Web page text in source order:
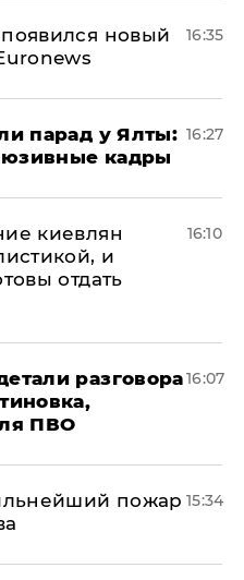
новый
16:35
парад у Ялты:
кадры
16:27
киевлян
и
отдать
16:10
разговора
ПВО
16:07
пожар 15:34